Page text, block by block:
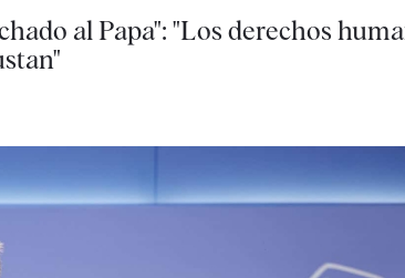
al Papa": "Los derechos